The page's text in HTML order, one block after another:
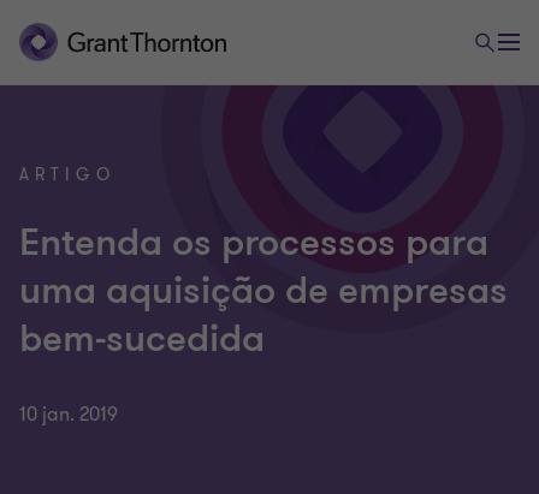
ARTIGO
Entenda os processos para
uma aquisição de empresas
bem-sucedida
10 jan. 2019